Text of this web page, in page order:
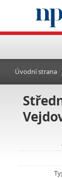
Úvodní strana